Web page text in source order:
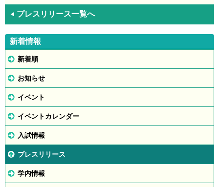
◀ プレスリリース一覧へ
新着情報
新着順
お知らせ
イベント
イベントカレンダー
入試情報
プレスリリース
学内情報